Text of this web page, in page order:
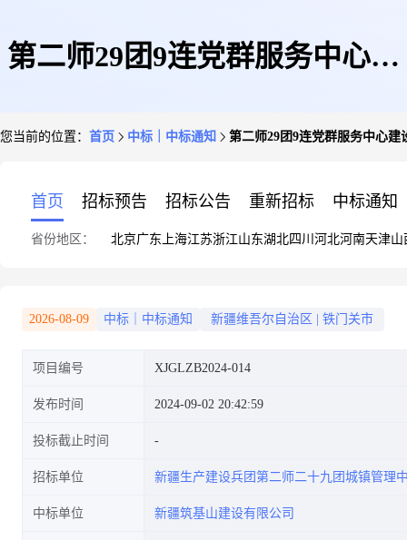
第二师29团9连党群服务中心建
您当前的位置： 首页 中标｜中标通知 第二师29团9连党群服务中心
首页 招标预告 招标公告 重新招标 中标通知
省份地区： 北京广东 上海江苏浙江山东湖北四川 河北河南天津山
2026-08-09 中标｜中标通知 新疆维吾尔自治区 铁门关市
项目编号 XJGLZB2024-014
发布时间 2024-09-02 20:42:59
投标截止时间
招标单位 新疆生产建设兵团第二师二十九团城镇管理
中标单位 新疆筑基山建设有限公司